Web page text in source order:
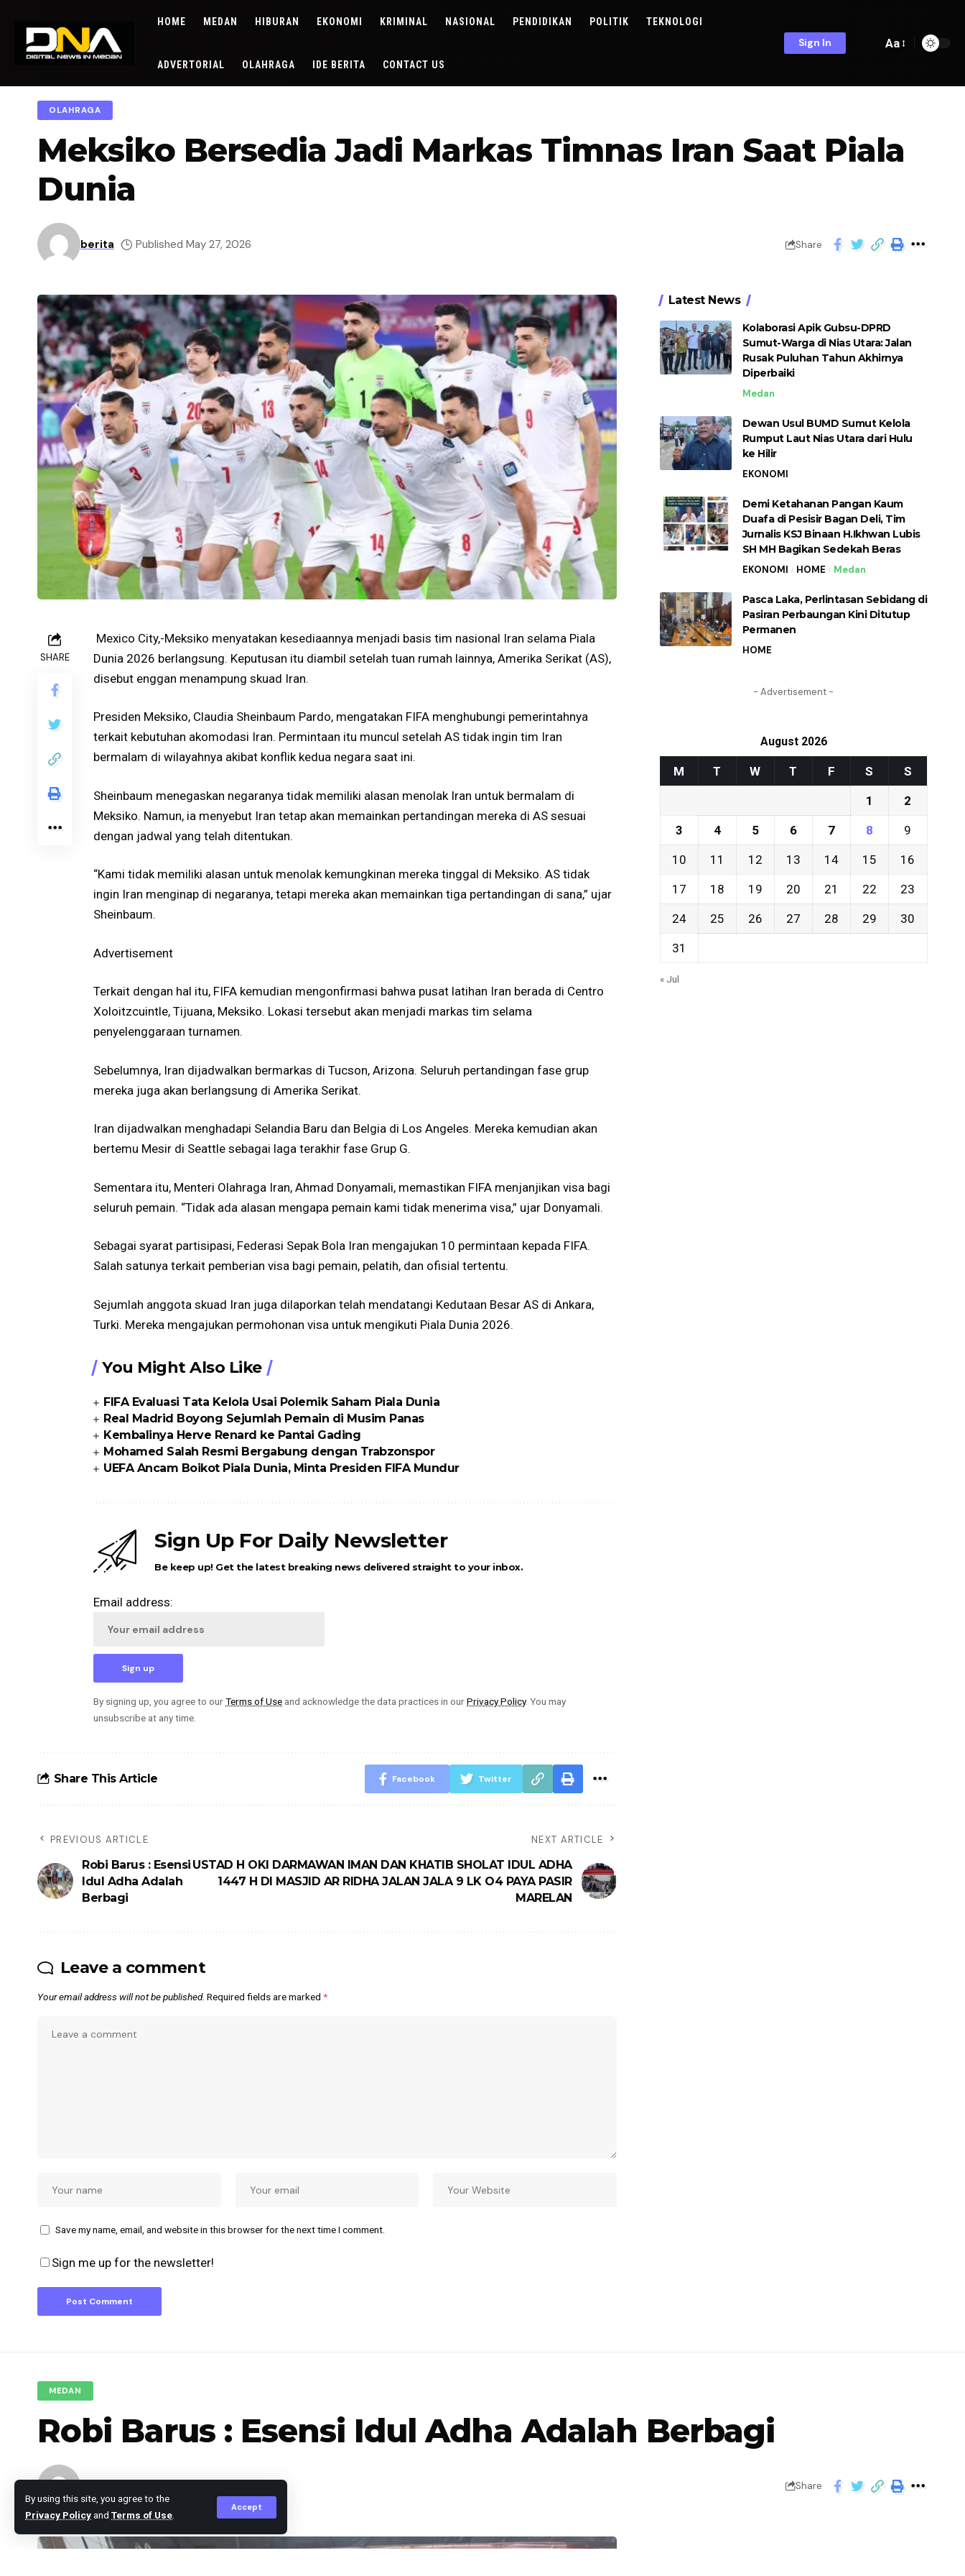
By using this site, you agree to the
Privacy Policyand Terms of Use
Accept
HOME MEDAN HIBURAN EKONOMI KRIMINAL NASIONAL PENDIDIKAN POLITIK TEKNOLOGI
ADVERTORIAL OLAHRAGA IDE BERITA CONTACT US
Sign In Aa
OLAHRAGA
Meksiko Bersedia Jadi Markas Timnas Iran Saat Piala
Dunia
berita Published May 27, 2026 Share
SHARE
Mexico City,-Meksiko menyatakan kesediaannya menjadi basis tim nasional Iran selama Piala
Dunia 2026 berlangsung. Keputusan itu diambil setelah tuan rumah lainnya, Amerika Serikat (AS),
disebut enggan menampung skuad Iran.
Presiden Meksiko, Claudia Sheinbaum Pardo, mengatakan FIFA menghubungi pemerintahnya
terkait kebutuhan akomodasi Iran. Permintaan itu muncul setelah AS tidak ingin tim Iran
bermalam di wilayahnya akibat konflik kedua negara saat ini.
Sheinbaum menegaskan negaranya tidak memiliki alasan menolak Iran untuk bermalam di
Meksiko. Namun, ia menyebut Iran tetap akan memainkan pertandingan mereka di AS sesuai
dengan jadwal yang telah ditentukan.
“Kami tidak memiliki alasan untuk menolak kemungkinan mereka tinggal di Meksiko. AS tidak
ingin Iran menginap di negaranya, tetapi mereka akan memainkan tiga pertandingan di sana,” ujar
Sheinbaum.
Advertisement
Terkait dengan hal itu, FIFA kemudian mengonfirmasi bahwa pusat latihan Iran berada di Centro
Xoloitzcuintle, Tijuana, Meksiko. Lokasi tersebut akan menjadi markas tim selama
penyelenggaraan turnamen.
Sebelumnya, Iran dijadwalkan bermarkas di Tucson, Arizona. Seluruh pertandingan fase grup
mereka juga akan berlangsung di Amerika Serikat.
Iran dijadwalkan menghadapi Selandia Baru dan Belgia di Los Angeles. Mereka kemudian akan
bertemu Mesir di Seattle sebagai laga terakhir fase Grup G.
Sementara itu, Menteri Olahraga Iran, Ahmad Donyamali, memastikan FIFA menjanjikan visa bagi
seluruh pemain. “Tidak ada alasan mengapa pemain kami tidak menerima visa,” ujar Donyamali.
Sebagai syarat partisipasi, Federasi Sepak Bola Iran mengajukan 10 permintaan kepada FIFA.
Salah satunya terkait pemberian visa bagi pemain, pelatih, dan ofisial tertentu.
Sejumlah anggota skuad Iran juga dilaporkan telah mendatangi Kedutaan Besar AS di Ankara,
Turki. Mereka mengajukan permohonan visa untuk mengikuti Piala Dunia 2026.
You Might Also Like
FIFA Evaluasi Tata Kelola Usai Polemik Saham Piala Dunia
Real Madrid Boyong Sejumlah Pemain di Musim Panas
Kembalinya Herve Renard ke Pantai Gading
Mohamed Salah Resmi Bergabung dengan Trabzonspor
UEFA Ancam Boikot Piala Dunia, Minta Presiden FIFA Mundur
Sign Up For Daily Newsletter
Be keep up! Get the latest breaking news delivered straight to your inbox.
Email address:
By signing up, you agree to ourTerms of Use and acknowledge the data practices in ourPrivacy Policy. You may
unsubscribe at any time.
Share This Article Facebook Twitter
PREVIOUS ARTICLE
Robi Barus : Esensi
Idul Adha Adalah
Berbagi
NEXT ARTICLE
USTAD H OKI DARMAWAN IMAN DAN KHATIB SHOLAT IDUL ADHA
1447 H DI MASJID AR RIDHA JALAN JALA 9 LK O4 PAYA PASIR
MARELAN
Leave a comment
Your email address will not be published. Required fields are marked *
Save my name, email, and website in this browser for the next time I comment.
Sign me up for the newsletter!
Latest News
Kolaborasi Apik Gubsu-DPRD
Sumut-Warga di Nias Utara: Jalan
Rusak Puluhan Tahun Akhirnya
Diperbaiki
Medan
Dewan Usul BUMD Sumut Kelola
Rumput Laut Nias Utara dari Hulu
ke Hilir
EKONOMI
Demi Ketahanan Pangan Kaum
Duafa di Pesisir Bagan Deli, Tim
Jurnalis KSJ Binaan H.Ikhwan Lubis
SH MH Bagikan Sedekah Beras
EKONOMI HOME Medan
Pasca Laka, Perlintasan Sebidang di
Pasiran Perbaungan Kini Ditutup
Permanen
HOME
- Advertisement -
August 2026
M T W T F S S
1 2
3 4 5 6 7 8 9
10 11 12 13 14 15 16
17 18 19 20 21 22 23
24 25 26 27 28 29 30
31
« Jul
MEDAN
Robi Barus : Esensi Idul Adha Adalah Berbagi
Share